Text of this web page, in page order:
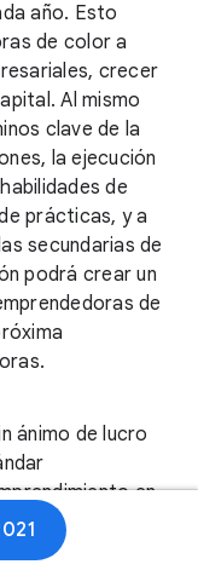
año. Esto
de color a
crecer
Al mismo
clave de la
la ejecución
de
prácticas, y a
secundarias de
podrá crear un
de
ánimo de lucro
en
creación de una
acceso a la